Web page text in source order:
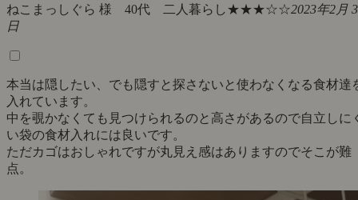
ねこまっしぐら 様 40代 二人暮らし★★★☆☆2023年2月 3
日
本当は隠したい、でも隠すと探さないと使わなくなる食材達
入れています。
中を覗かなくても見つけられるのと高さがあるので自立しに
い袋の食材入れには良いです。
ただカゴはおしゃれですが丸見え感はありますのでそこが難
点。